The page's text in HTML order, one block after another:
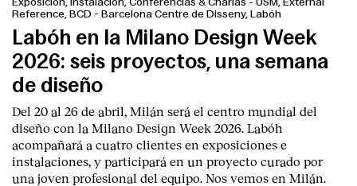
Reference, BCD - Barcelona Centre de Disseny, Labóh
Labóh en la Milano Design Week
2026: seis proyectos, una semana
de diseño
Del 20 al 26 de abril, Milán será el centro mundial del
diseño con la Milano Design Week 2026. Labóh
acompañará a cuatro clientes en exposiciones e
instalaciones, y participará en un proyecto curado por
una joven profesional del equipo. Nos vemos en Milán.